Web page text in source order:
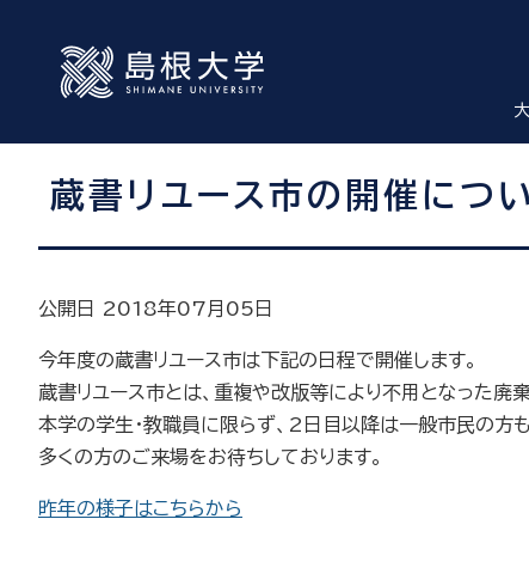
蔵書リユース市の開催に
公開日 2018年07月05日
今年度の蔵書リユース市は下記の日程で開催します。
蔵書リユース市とは、重複や改版等により不用となった廃
本学の学生・教職員に限らず、2日目以降は一般市民の方
多くの方のご来場をお待ちしております。
昨年の様子はこちらから